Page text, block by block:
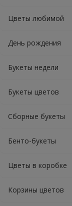
Цветы любимой
День рождения
Букеты недели
Букеты цветов
Сборные букеты
Бенто-букеты
Цветы в коробке
Корзины цветов